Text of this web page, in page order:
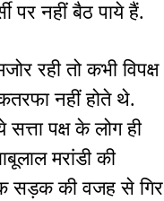
पर नहीं बैठ पाये हैं.
रही तो कभी विपक्ष
नहीं होते थे.
पक्ष के लोग ही
मरांडी की
सड़क की वजह से गिर